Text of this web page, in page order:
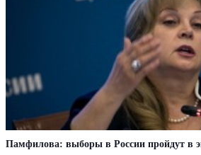
Памфилова: выборы в России пройдут в